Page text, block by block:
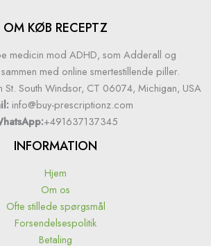
OM KØB RECEPTZ
medicin mod ADHD, som Adderall og
med online smertestillende piller.
St. South Windsor, CT 06074, Michigan, USA
info@buy-prescriptionz.com
+491637137345
INFORMATION
Hjem
Om os
Ofte stillede spørgsmål
Forsendelsespolitik
Betaling